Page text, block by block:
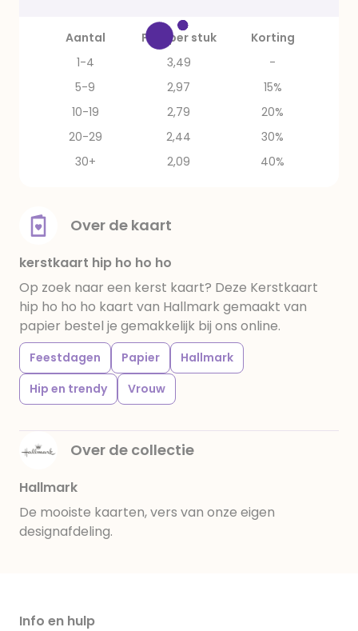
Aantal Prijs per stuk
Korting
1-4
3,49
-
5-9
2,97
15%
10-19
2,79
20%
20-29
2,44
30%
30+
2,09 40%
Over de kaart
kerstkaart hip ho ho ho
Op zoek naar een kerst kaart? Deze Kerstkaart
hip ho ho ho kaart van Hallmark gemaakt van
papier bestel je gemakkelijk bij ons online.
Feestdagen Papier
Hallmark
Hip en trendy
Vrouw
Over de collectie
Hallmark
De mooiste kaarten, vers van onze eigen
designafdeling.
Info en hulp